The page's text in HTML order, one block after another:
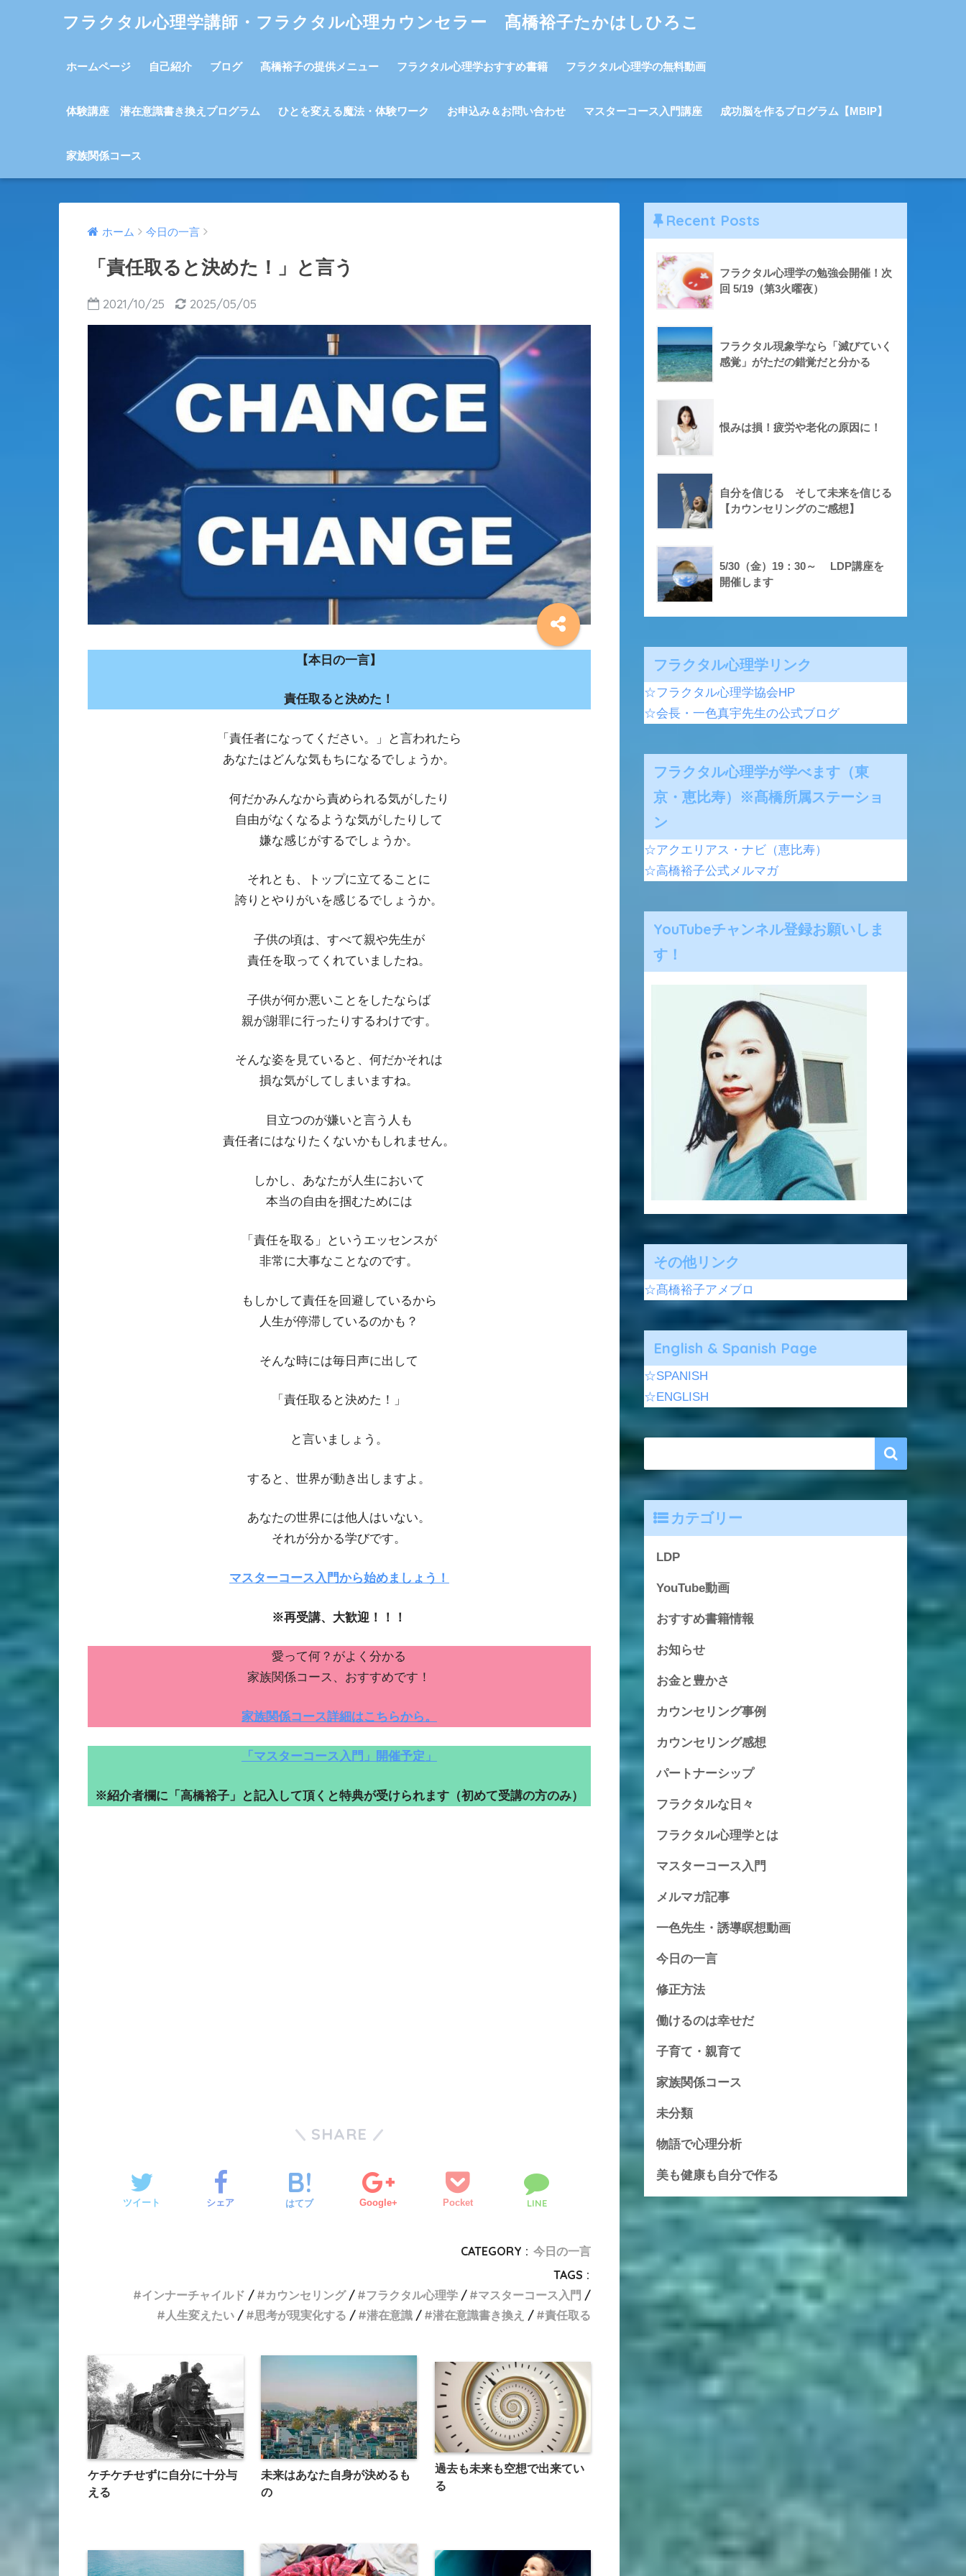
フラクタル心理学講師・フラクタル心理カウンセラー 髙橋裕子たかはしひろこ
ホームページ 自己紹介 ブログ 髙橋裕子の提供メニュー フラクタル心理学おすすめ書籍 フラクタル心理学の無料動画
体験講座 潜在意識書き換えプログラム ひとを変える魔法・体験ワーク お申込み＆お問い合わせ マスターコース入門講座 成功脳を作るプログラム【MBIP】
家族関係コース
ホーム 今日の一言
「責任取ると決めた！」と言う
2021/10/25 2025/05/05
【本日の一言】
責任取ると決めた！
「責任者になってください。」と言われたら
あなたはどんな気もちになるでしょうか。
何だかみんなから責められる気がしたり
自由がなくなるような気がしたりして
嫌な感じがするでしょうか。
それとも、トップに立てることに
誇りとやりがいを感じるでしょうか。
子供の頃は、すべて親や先生が
責任を取ってくれていましたね。
子供が何か悪いことをしたならば
親が謝罪に行ったりするわけです。
そんな姿を見ていると、何だかそれは
損な気がしてしまいますね。
目立つのが嫌いと言う人も
責任者にはなりたくないかもしれません。
しかし、あなたが人生において
本当の自由を掴むためには
「責任を取る」というエッセンスが
非常に大事なことなのです。
もしかして責任を回避しているから
人生が停滞しているのかも？
そんな時には毎日声に出して
「責任取ると決めた！」
と言いましょう。
すると、世界が動き出しますよ。
あなたの世界には他人はいない。
それが分かる学びです。
マスターコース入門から始めましょう！
※再受講、大歓迎！！！
愛って何？がよく分かる
家族関係コース、おすすめです！
家族関係コース詳細はこちらから。
「マスターコース入門」開催予定」
※紹介者欄に「高橋裕子」と記入して頂くと特典が受けられます（初めて受講の方のみ）
SHARE
ツイート シェア はてブ Google+ Pocket LINE
CATEGORY : 今日の一言
TAGS :
インナーチャイルド
カウンセリング フラクタル心理学
マスターコース入門
人生変えたい
思考が現実化する 潜在意識 潜在意識書き換え 責任取る
ケチケチせずに自分に十分与
える
未来はあなた自身が決めるも
の
過去も未来も空想で出来てい
る
Recent Posts
フラクタル心理学の勉強会開催！次
回 5/19（第3火曜夜）
フラクタル現象学なら「滅びていく
感覚」がただの錯覚だと分かる
恨みは損！疲労や老化の原因に！
自分を信じる そして未来を信じる
【カウンセリングのご感想】
5/30（金）19：30～ LDP講座を
開催します
フラクタル心理学リンク
☆フラクタル心理学協会HP
☆会長・一色真宇先生の公式ブログ
フラクタル心理学が学べます（東
京・恵比寿）※髙橋所属ステーショ
ン
☆アクエリアス・ナビ（恵比寿）
☆高橋裕子公式メルマガ
YouTubeチャンネル登録お願いしま
す！
その他リンク
☆髙橋裕子アメブロ
English & Spanish Page
☆SPANISH
☆ENGLISH
カテゴリー
LDP
YouTube動画
おすすめ書籍情報
お知らせ
お金と豊かさ
カウンセリング事例
カウンセリング感想
パートナーシップ
フラクタルな日々
フラクタル心理学とは
マスターコース入門
メルマガ記事
一色先生・誘導瞑想動画
今日の一言
修正方法
働けるのは幸せだ
子育て・親育て
家族関係コース
未分類
物語で心理分析
美も健康も自分で作る